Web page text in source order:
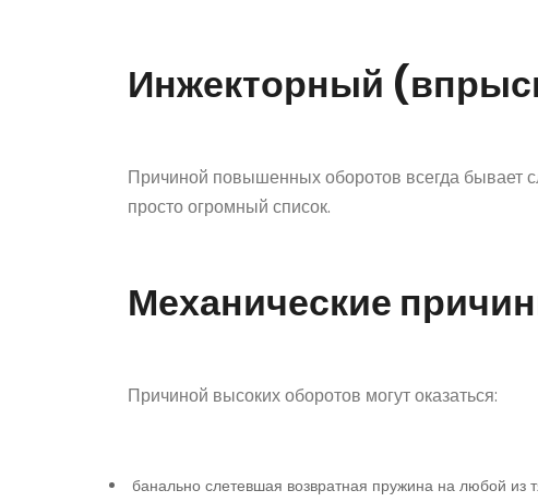
Инжекторный
Причиной повышенных оборотов всегда бывает
просто огромный список.
Механические
Причиной высоких оборотов могут оказаться:
банально слетевшая возвратная пружина на любой из